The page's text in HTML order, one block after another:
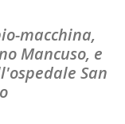
macchina,
Mancuso, e
San